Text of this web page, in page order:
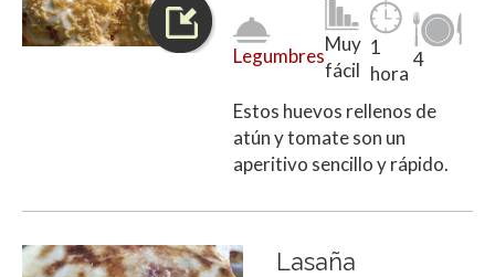
Legumbres
Muy
fácil
1
hora
4
Estos huevos rellenos de
atún y tomate son un
aperitivo sencillo y rápido.
Lasaña